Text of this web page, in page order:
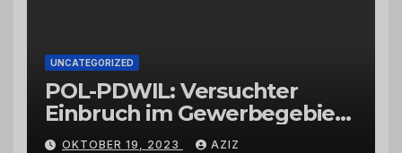
UNCATEGORIZED
POL-PDWIL: Versuchter
Einbruch im Gewerbegebiet
Wittlich
OKTOBER 19, 2023 AZIZ